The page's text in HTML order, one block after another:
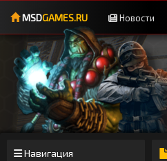
MSDGAMES.RU Новости
Навигация